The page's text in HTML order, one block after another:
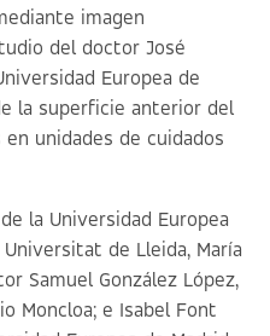
imagen
del doctor José
Europea de
la superficie anterior del
unidades de cuidados
la Universidad Europea
de Lleida, María
Samuel González López,
Moncloa; e Isabel Font